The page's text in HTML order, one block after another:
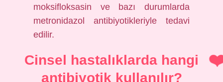
moksifloksasin ve bazı durumlarda
metronidazol antibiyotikleriyle tedavi
edilir.
Cinsel hastalıklarda hangi
antibiyotik kullanılır?